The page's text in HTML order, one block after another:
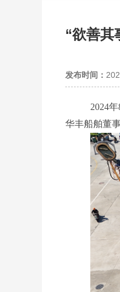
“欲善
发布时间：
2024年
华丰船舶董